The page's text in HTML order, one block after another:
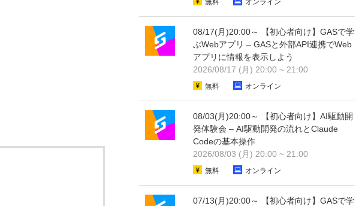
無料 オンライン
08/17(月)20:00～ 【初心者向け】GASで学
ぶWebアプリ – GASと外部API連携でWeb
アプリに情報を表示しよう
2026/08/17 (月) 20:00 ~ 21:00
無料 オンライン
08/03(月)20:00～ 【初心者向け】AI駆動開
発体験会 – AI駆動開発の流れとClaude
Codeの基本操作
2026/08/03 (月) 20:00 ~ 21:00
無料 オンライン
07/13(月)20:00～ 【初心者向け】GASで学